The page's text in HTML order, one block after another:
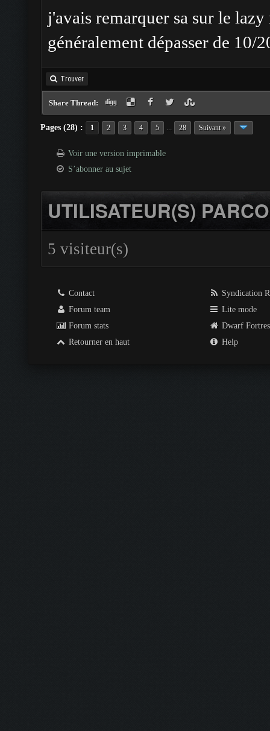
j'avais remarquer sa sur le
généralement dépasser de 10/
Trouver
Share Thread:
Pages (28) : 1 2 3 4 5 ... 28 Suivant »
Voir une version imprimable
S’abonner au sujet
UTILISATEUR(S)
5 visiteur(s)
Contact
Forum team
Forum stats
Retourner en haut
Syndication
Lite mode
Dwarf
Help